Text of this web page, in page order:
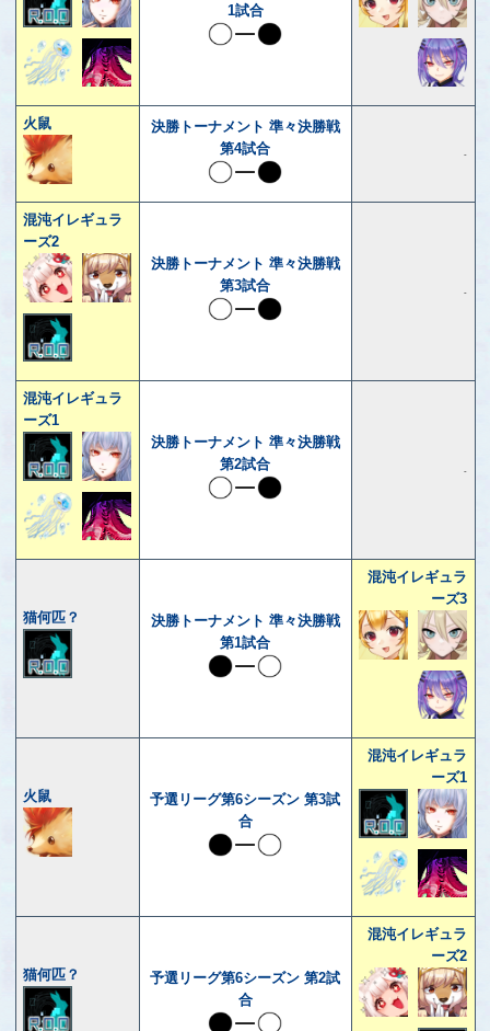
1試合
火鼠
決勝トーナメント 準々決勝戦
第4試合
-
混沌イレギュラ
ーズ2
決勝トーナメント 準々決勝戦
第3試合
-
混沌イレギュラ
ーズ1
決勝トーナメント 準々決勝戦
第2試合
-
猫何匹？
決勝トーナメント 準々決勝戦
第1試合
混沌イレギュラ
ーズ3
火鼠
予選リーグ第6シーズン 第3試
合
混沌イレギュラ
ーズ1
猫何匹？
予選リーグ第6シーズン 第2試
合
混沌イレギュラ
ーズ2